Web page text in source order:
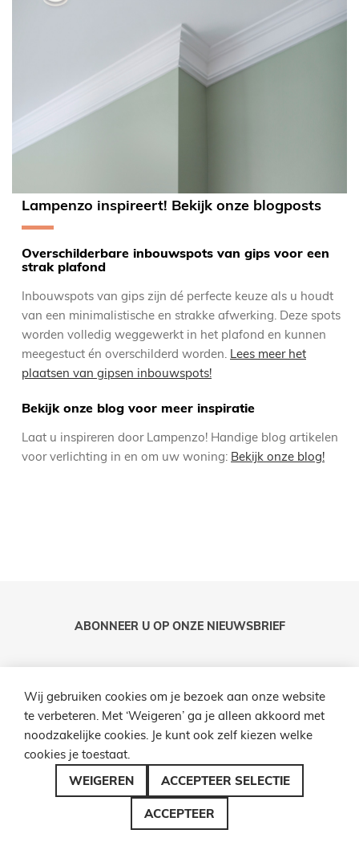
Lampenzo inspireert! Bekijk onze blogposts
Overschilderbare inbouwspots van gips voor een
strak plafond
Inbouwspots van gips zijn dé perfecte keuze als u houdt
van een minimalistische en strakke afwerking. Deze spots
worden volledig weggewerkt in het plafond en kunnen
meegestuct én overschilderd worden. Lees meer het
plaatsen van gipsen inbouwspots!
Bekijk onze blog voor meer inspiratie
Laat u inspireren door Lampenzo! Handige blog artikelen
voor verlichting in en om uw woning: Bekijk onze blog!
ABONNEER U OP ONZE NIEUWSBRIEF
OVER ONS
KLANTENCENTRUM
Wij gebruiken cookies om je bezoek aan onze website
te verbeteren. Met ‘Weigeren’ ga je alleen akkoord met
noodzakelijke cookies. Je kunt ook zelf kiezen welke
cookies je toestaat.
WEIGEREN
ACCEPTEER SELECTIE
ACCEPTEER